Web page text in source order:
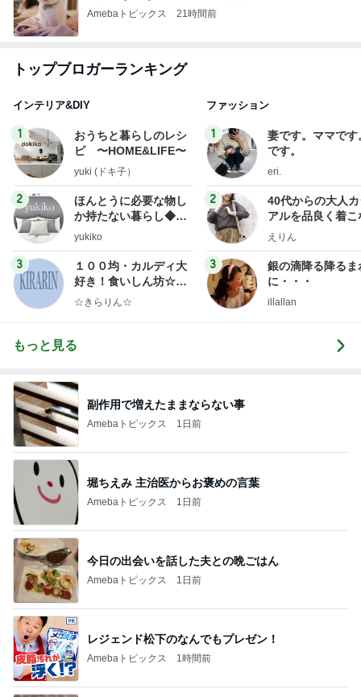
Amebaトピックス 21時間前
トップブロガーランキング
インテリア&DIY
1
おうちと暮らしのレシ
ピ 〜HOME&LIFE〜
yuki (ドキ子）
2
ほんとうに必要な物し
か持たない暮らし◆Ke
ep Life Simple◆〜イ
yukiko
3
１００均・カルディ大
好き！食いしん坊☆き
らりん☆のブログ
☆きらりん☆
ファッション
1
妻です。ママです
です。
eri.
2
40代からの大人
アルを品良く着こ
ファッションブロ
えりん
3
銀の滴降る降るま
に・・・
illallan
もっと見る
副作用で増えたままならない事
Amebaトピックス 1日前
堀ちえみ 主治医からお褒めの言葉
Amebaトピックス 1日前
今日の出会いを話した夫との晩ごはん
Amebaトピックス 1日前
レジェンド松下のなんでもプレゼン！
Amebaトピックス 1時間前